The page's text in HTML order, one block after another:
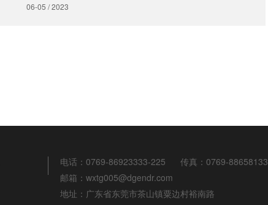
06-05 / 2023
电话：0769-86923333-225
传真：0769-88658133
邮箱：wxtg005@dgendr.com
地址：广东省东莞市茶山镇粟边村裕南路